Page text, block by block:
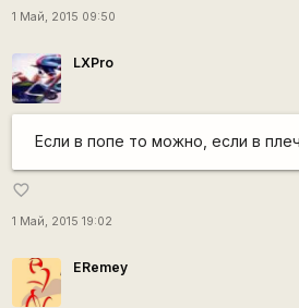
1 Май, 2015 09:50
LXPro
Если в попе то можно, если в
favorite_border
1 Май, 2015 19:02
ERemey